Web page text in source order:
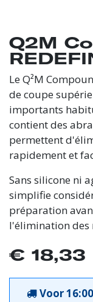
Q2M
Le Q²M
de coupe
importants
contient des
permettent
rapidement et
Sans silicone ni
simplifie
préparation
l'élimination des
€ 18,33
Voor